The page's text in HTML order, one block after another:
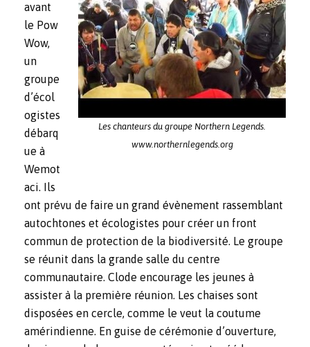
Les chanteurs du groupe Northern Legends.
www.northernlegends.org
avant
le Pow
Wow,
un
groupe
d’écol
ogistes
débarq
ue à
Wemot
aci. Ils
ont prévu de faire un grand évènement rassemblant
autochtones et écologistes pour créer un front
commun de protection de la biodiversité. Le groupe
se réunit dans la grande salle du centre
communautaire. Clode encourage les jeunes à
assister à la première réunion. Les chaises sont
disposées en cercle, comme le veut la coutume
amérindienne. En guise de cérémonie d’ouverture,